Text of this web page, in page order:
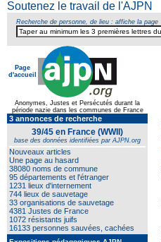
Soutenez le travail de l'AJPN
Recherche de personne, de lieu : affiche la page
Page
d'accueil
Anonymes, Justes et Persécutés durant la
période nazie dans les communes de France
3 annonces de recherche
39/45 en France (WWII)
base des données identifiées par AJPN.org
Nouveaux articles
Une page au hasard
38080 noms de commune
95 départements et l'étranger
1231 lieux d'internement
744 lieux de sauvetage
33 organisations de sauvetage
4381 Justes de France
1072 résistants juifs
16133 personnes sauvées, cachées